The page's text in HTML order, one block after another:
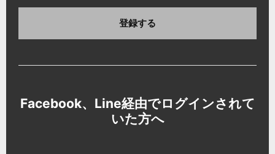
登録する
Facebook、Line経由でログインされて
いた方へ